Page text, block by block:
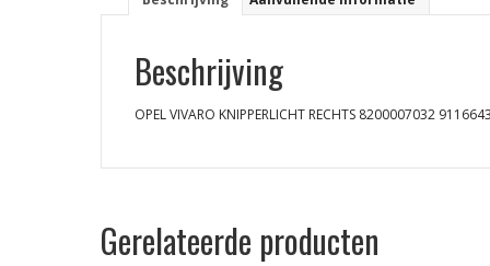
Beschrijving
OPEL VIVARO KNIPPERLICHT RECHTS 8200007032
Gerelateerde producten